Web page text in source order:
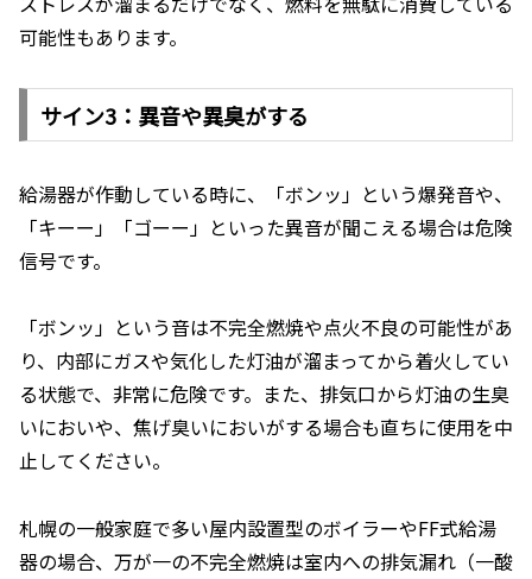
可能性もあります。
サイン3：異音や異臭がする
給湯器が作動している時に、「ボンッ」という爆発音や、
「キーー」「ゴーー」といった異音が聞こえる場合は危険
信号です。
「ボンッ」という音は不完全燃焼や点火不良の可能性があ
り、内部にガスや気化した灯油が溜まってから着火してい
る状態で、非常に危険です。また、排気口から灯油の生臭
いにおいや、焦げ臭いにおいがする場合も直ちに使用を中
止してください。
札幌の一般家庭で多い屋内設置型のボイラーやFF式給湯
器の場合、万が一の不完全燃焼は室内への排気漏れ（一酸